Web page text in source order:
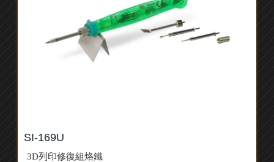
SI-169U
3D列印修復組烙鐵